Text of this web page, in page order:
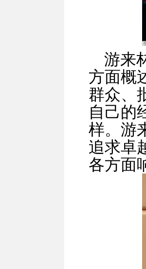
游来
方面概
群众、
自己的
样。游
追求卓
各方面